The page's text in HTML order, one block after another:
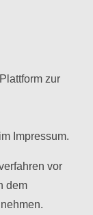
zur
Impressum.
vor
dem